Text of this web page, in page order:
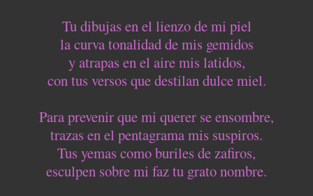
Tu dibujas en el lienzo de mi piel
la curva tonalidad de mis gemidos
y atrapas en el aire mis latidos,
con tus versos que destilan dulce miel.
Para prevenir que mi querer se ensombre,
trazas en el pentagrama mis suspiros.
Tus yemas como buriles de zafiros,
esculpen sobre mi faz tu grato nombre.